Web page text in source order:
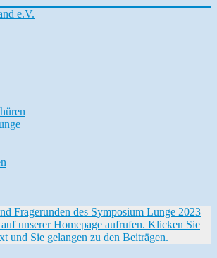
Fragerunden des Symposium Lunge 2023
unserer Homepage aufrufen. Klicken Sie
und Sie gelangen zu den Beiträgen.